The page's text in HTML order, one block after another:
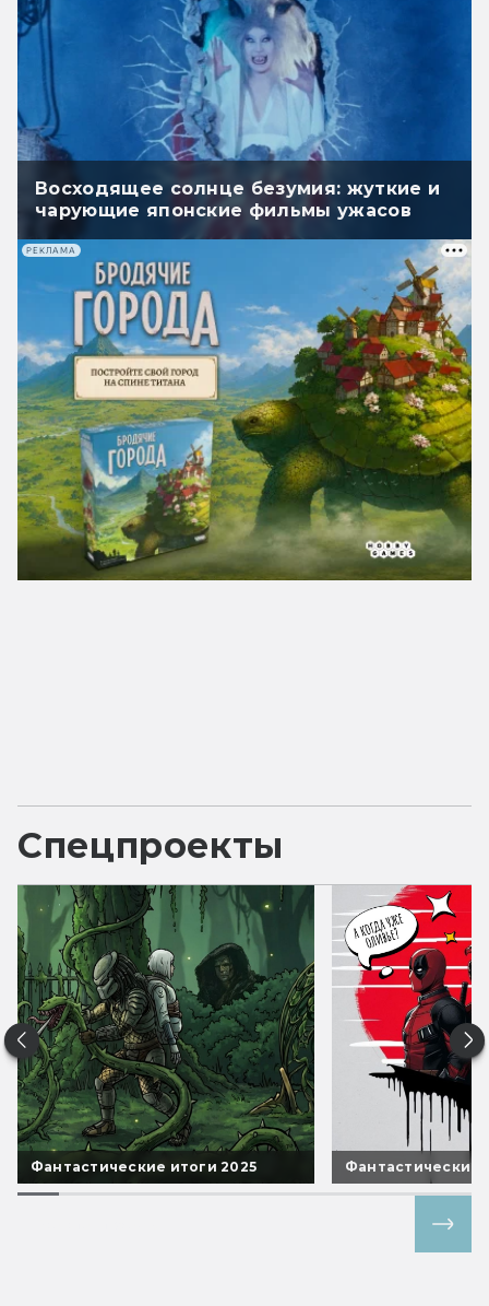
Восходящее солнце безумия: жуткие и
чарующие японские фильмы ужасов
РЕКЛАМА
Спецпроекты
Фантастические итоги 2025 Фантастические